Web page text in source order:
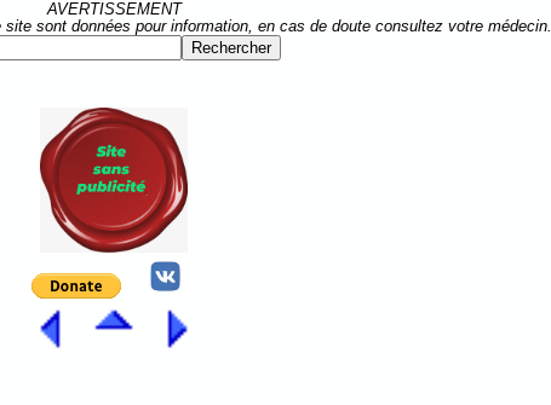
AVERTISSEMENT
sont données pour information, en cas de doute consultez votre médecin.